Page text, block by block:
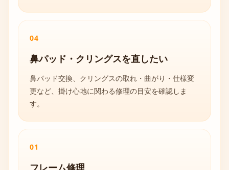
04
鼻パッド・クリングスを直したい
鼻パッド交換、クリングスの取れ・曲がり・仕様変
更など、掛け心地に関わる修理の目安を確認しま
す。
01
フレーム修理